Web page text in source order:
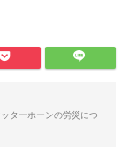
ターホーンの労災につ